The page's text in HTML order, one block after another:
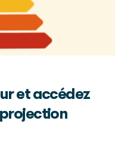
et accédez